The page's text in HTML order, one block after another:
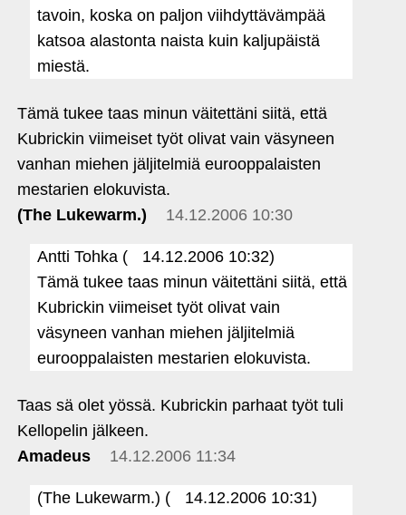
tavoin, koska on paljon viihdyttävämpää
katsoa alastonta naista kuin kaljupäistä
miestä.
Tämä tukee taas minun väitettäni siitä, että
Kubrickin viimeiset työt olivat vain väsyneen
vanhan miehen jäljitelmiä eurooppalaisten
mestarien elokuvista.
(The Lukewarm.)
14.12.2006 10:30
Antti Tohka (
14.12.2006 10:32)
Tämä tukee taas minun väitettäni siitä, että
Kubrickin viimeiset työt olivat vain
väsyneen vanhan miehen jäljitelmiä
eurooppalaisten mestarien elokuvista.
Taas sä olet yössä. Kubrickin parhaat työt tuli
Kellopelin jälkeen.
Amadeus
14.12.2006 11:34
(The Lukewarm.) (
14.12.2006 10:31)